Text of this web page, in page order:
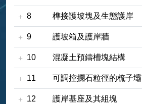
8 榫接護坡塊及生態護岸
9 護坡箱及護岸牆
10 混凝土預鑄槽塊結構
11 可調控攔石粒徑的梳子壩
12 護岸基座及其組塊